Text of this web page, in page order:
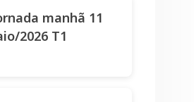
manhã 11
2026 T1